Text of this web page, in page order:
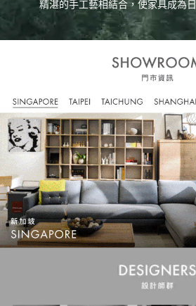
精湛的手工藝相結合，使家具成為